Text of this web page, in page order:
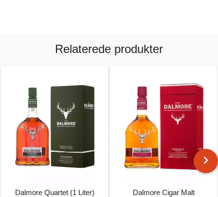
Relaterede produkter
Dalmore Quartet (1 Liter) Dalmore Cigar Malt